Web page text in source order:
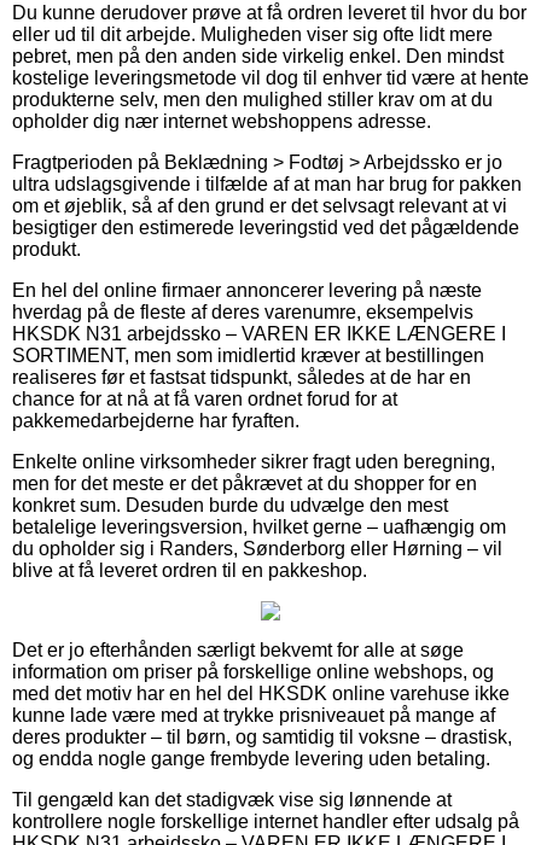
Du kunne derudover prøve at få ordren leveret til hvor du bor
eller ud til dit arbejde. Muligheden viser sig ofte lidt mere
pebret, men på den anden side virkelig enkel. Den mindst
kostelige leveringsmetode vil dog til enhver tid være at hente
produkterne selv, men den mulighed stiller krav om at du
opholder dig nær internet webshoppens adresse.
Fragtperioden på Beklædning > Fodtøj > Arbejdssko er jo
ultra udslagsgivende i tilfælde af at man har brug for pakken
om et øjeblik, så af den grund er det selvsagt relevant at vi
besigtiger den estimerede leveringstid ved det pågældende
produkt.
En hel del online firmaer annoncerer levering på næste
hverdag på de fleste af deres varenumre, eksempelvis
HKSDK N31 arbejdssko – VAREN ER IKKE LÆNGERE I
SORTIMENT, men som imidlertid kræver at bestillingen
realiseres før et fastsat tidspunkt, således at de har en
chance for at nå at få varen ordnet forud for at
pakkemedarbejderne har fyraften.
Enkelte online virksomheder sikrer fragt uden beregning,
men for det meste er det påkrævet at du shopper for en
konkret sum. Desuden burde du udvælge den mest
betalelige leveringsversion, hvilket gerne – uafhængig om
du opholder sig i Randers, Sønderborg eller Hørning – vil
blive at få leveret ordren til en pakkeshop.
Det er jo efterhånden særligt bekvemt for alle at søge
information om priser på forskellige online webshops, og
med det motiv har en hel del HKSDK online varehuse ikke
kunne lade være med at trykke prisniveauet på mange af
deres produkter – til børn, og samtidig til voksne – drastisk,
og endda nogle gange frembyde levering uden betaling.
Til gengæld kan det stadigvæk vise sig lønnende at
kontrollere nogle forskellige internet handler efter udsalg på